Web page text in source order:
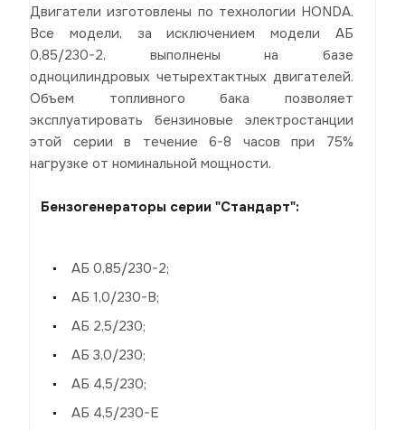
Двигатели изготовлены по технологии HONDA.
Все модели, за исключением модели АБ
0,85/230-2, выполнены на базе
одноцилиндровых четырехтактных двигателей.
Объем топливного бака позволяет
эксплуатировать бензиновые электростанции
этой серии в течение 6-8 часов при 75%
нагрузке от номинальной мощности.
Бензогенераторы серии "Стандарт":
АБ 0,85/230-2;
АБ 1,0/230-В;
АБ 2,5/230;
АБ 3,0/230;
АБ 4,5/230;
АБ 4,5/230-Е